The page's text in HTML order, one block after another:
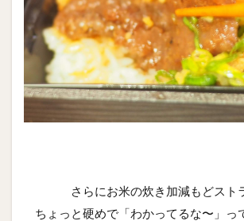
さらにお米の炊き加減もどスト
ちょっと硬めで「わかってるな〜」っ